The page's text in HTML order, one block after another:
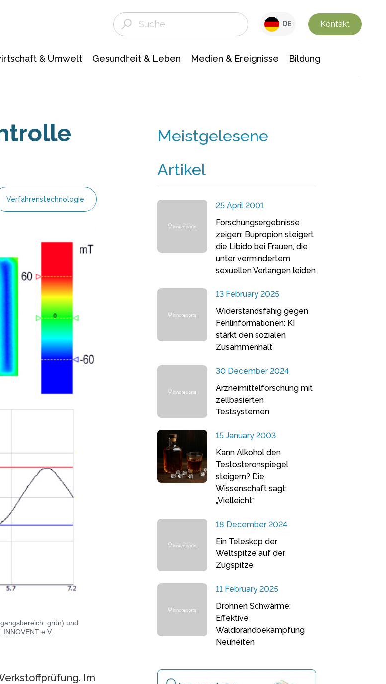
DE Kontakt
& Umwelt Gesundheit & Leben Medien & Ereignisse Bildung
Verfahrenstechnologie
grün) und
e.V.
Im
Meistgelesene
Artikel
25 April 2001
Forschungsergebnisse
zeigen: Bupropion steigert
die Libido bei Frauen, die
unter vermindertem
sexuellen Verlangen leiden
13 February 2025
Widerstandsfähig gegen
Fehlinformationen: KI
stärkt den sozialen
Zusammenhalt
30 December 2024
Arzneimittelforschung mit
zellbasierten
Testsystemen
15 January 2003
Kann Alkohol den
Testosteronspiegel
steigern? Die
Wissenschaft sagt:
„Vielleicht“
18 December 2024
Ein Teleskop der
Weltspitze auf der
Zugspitze
11 February 2025
Drohnen Schwärme:
Effektive
Waldbrandbekämpfung
Neuheiten